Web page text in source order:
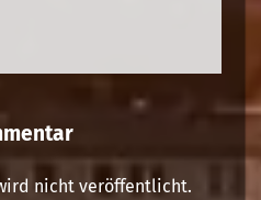
nicht veröffentlicht.